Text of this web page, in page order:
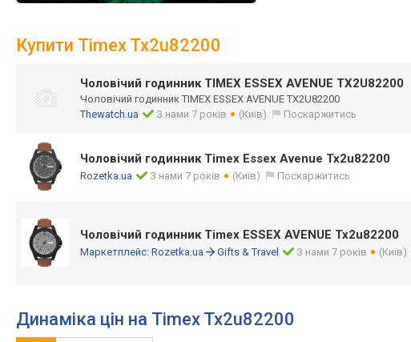
Купити Timex Tx2u82200
Чоловічий годинник TIMEX ESSEX AVENUE TX2U82200
Чоловічий годинник TIMEX ESSEX AVENUE TX2U82200
Thewatch.ua
З нами 7 років (Київ) Поскаржитись
Чоловічий годинник Timex Essex Avenue Tx2u82200
Rozetka.ua З нами 7 років (Київ) Поскаржитись
Чоловічий годинник Timex ESSEX AVENUE Tx2u82200
Маркетплейс: Rozetka.ua Gifts & Travel З нами 7 років (Київ)
Динаміка цін на Timex Tx2u82200